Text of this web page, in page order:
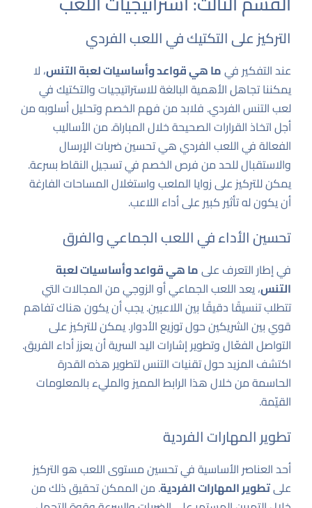
التركيز على التكتيك في اللعب الفردي
عند التفكير فيما هي قواعد وأساسيات لعبة التنس، لا
يمكننا تجاهل الأهمية البالغة للاستراتيجيات والتكتيك في
لعب التنس الفردي. فلابد من فهم الخصم وتحليل أسلوبه من
أجل اتخاذ القرارات الصحيحة خلال المباراة. من الأساليب
الفعالة في اللعب الفردي هي تحسين ضربات الإرسال
والاستقبال للحد من فرص الخصم في تسجيل النقاط بسرعة.
يمكن للتركيز على زوايا الملعب واستغلال المساحات الفارغة
أن يكون له تأثير كبير على أداء اللاعب.
تحسين الأداء في اللعب الجماعي والفرق
في إطار التعرف علىما هي قواعد وأساسيات لعبة
التنس، يعد اللعب الجماعي أو الزوجي من المجالات التي
تتطلب تنسيقًا دقيقًا بين اللاعبين. يجب أن يكون هناك تفاهم
قوي بين الشريكين حول توزيع الأدوار. يمكن للتركيز على
التواصل الفعّال وتطوير إشارات اليد السرية أن يعزز أداء الفريق.
اكتشف المزيد حول تقنيات التنسلتطوير هذه القدرة
الحاسمة من خلال هذا الرابط المميز والمليء بالمعلومات
القيّمة.
تطوير المهارات الفردية
أحد العناصر الأساسية في تحسين مستوى اللعب هو التركيز
علىتطوير المهارات الفردية. من الممكن تحقيق ذلك من